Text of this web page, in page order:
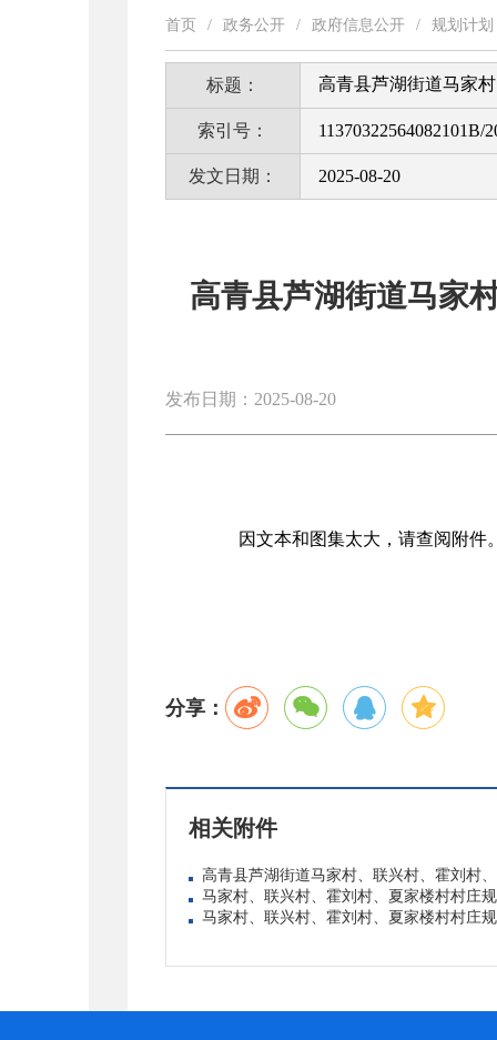
首页 / 政务公开 / 政府信息公开 / 规划计划
标题： 高青县芦湖街道马家
索引号： 11370322564082101B/
发文日期： 2025-08-20
高青县芦湖街道马家
发布日期：2025-08-20
因文本和图集太大，请查阅附件
分享：
相关附件
高青县芦湖街道马家村、联兴村、霍刘村
马家村、联兴村、霍刘村、夏家楼村村庄
马家村、联兴村、霍刘村、夏家楼村村庄